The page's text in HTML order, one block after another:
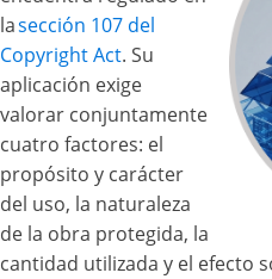
lasección 107 del
Copyright Act. Su
aplicación exige
valorar conjuntamente
cuatro factores: el
propósito y carácter
del uso, la naturaleza
de la obra protegida, la
cantidad utilizada y el efecto